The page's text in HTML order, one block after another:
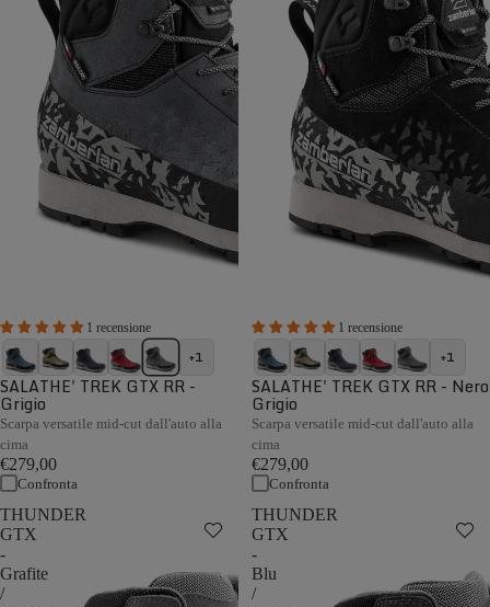
1 recensione
+1
SALATHE' TREK GTX RR -
Grigio
Scarpa versatile mid-cut dall'auto alla
cima
€279,00
Confronta
1 recensione
+1
SALATHE' TREK GTX RR - Nero
Grigio
Scarpa versatile mid-cut dall'auto alla
cima
€279,00
Confronta
THUNDER
GTX
-
Grafite
/
THUNDER
GTX
-
Blu
/